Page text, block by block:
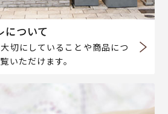
について
切にしていることや商品につ
いただけます。